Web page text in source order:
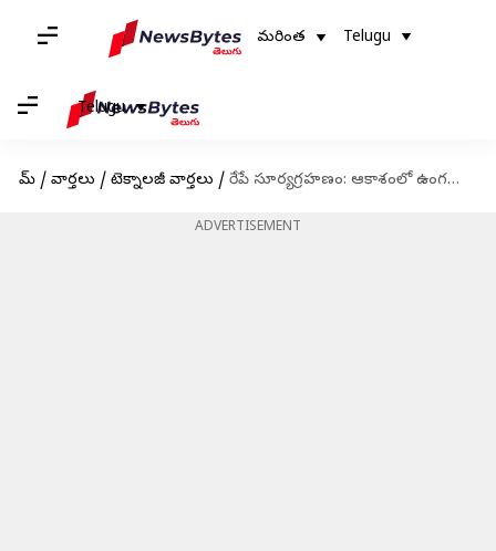
మరింత Telugu
Telugu
హోమ్ / వార్తలు / టెక్నాలజీ వార్తలు / రేపే సూర్యగ్రహణం: ఆకాశంలో ఉంగరం ఆకారంలో కనిపించనున్న సూర్యుడు
ADVERTISEMENT